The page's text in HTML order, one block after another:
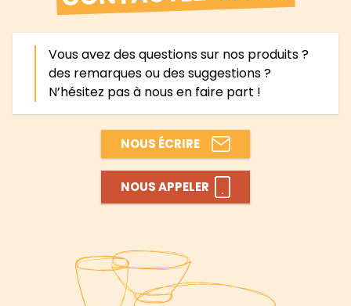
Vous avez des questions sur nos produits ?
des remarques ou des suggestions ?
N’hésitez pas à nous en faire part !
NOUS ÉCRIRE
NOUS APPELER